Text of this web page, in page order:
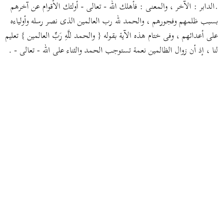
.الدابر : الآخر ، والمعنى : فأهلك الله - تعالى - أولئك الأقوام عن آخرهم
بسبب ظلمهم وفجورهم ، والحمد لله رب العالمين الذى نصر رسله وأولياءه
على أعدائهم ، وفى ختام هذه الآية بقوله { والحمد للَّهِ رَبِّ العالمين } تعليم
لنا ، إذ أن زوال الظالمين نعمة تستوجب الحمد والثناء على الله - تعالى - .